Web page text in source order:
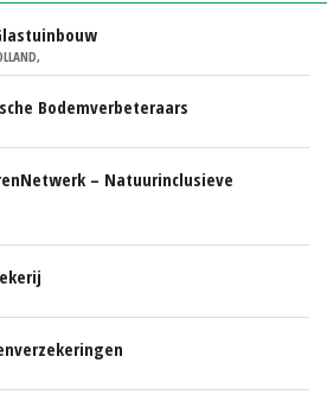
Bodemverbeteraars
– Natuurinclusieve